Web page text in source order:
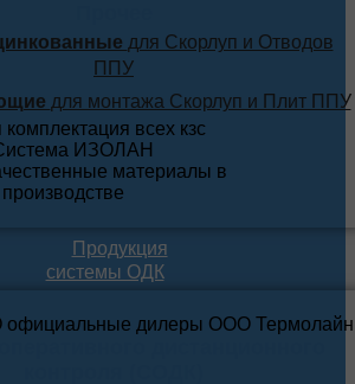
для Скорлуп и Отводов
ППУ
для монтажа Скорлуп и Плит ППУ
Продукция
системы ОДК